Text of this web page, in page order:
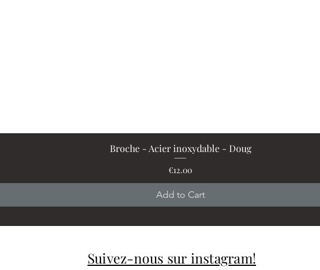
Quick View
Broche - Acier inoxydable - Doug
Price
€12.00
Add to Cart
Suivez-nous sur instagram!